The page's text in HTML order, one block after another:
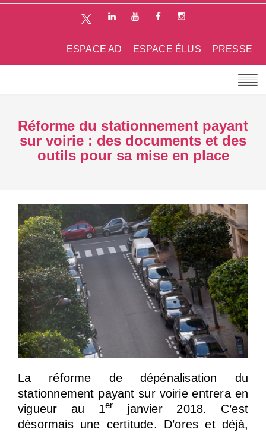
PRESSE
ESPACE ÉLUS
ESPACE AD
Réforme du stationnement payant
sur voirie : des documents et des
outils pour sa mise en place
La réforme de dépénalisation du
stationnement payant sur voirie entrera en
vigueur au 1er
janvier 2018. C’est
désormais une certitude. D’ores et déjà,